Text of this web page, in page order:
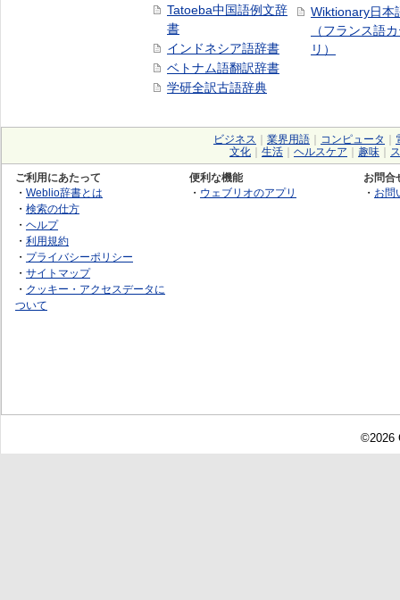
Tatoeba中国語例文辞
書
インドネシア語辞書
ベトナム語翻訳辞書
学研全訳古語辞典
Wiktionary日本
（フランス語
リ）
ビジネス 業界用語 コンピュータ
文化
生活 ヘルスケア 趣味
ご利用にあたって
・ Weblio辞書とは
・ 検索の仕方
・ ヘルプ
・ 利用規約
・ プライバシーポリシー
・ サイトマップ
・ クッキー・アクセスデータに
ついて
便利な機能
・ ウェブリオのアプリ
お問合
・ お問
©2026